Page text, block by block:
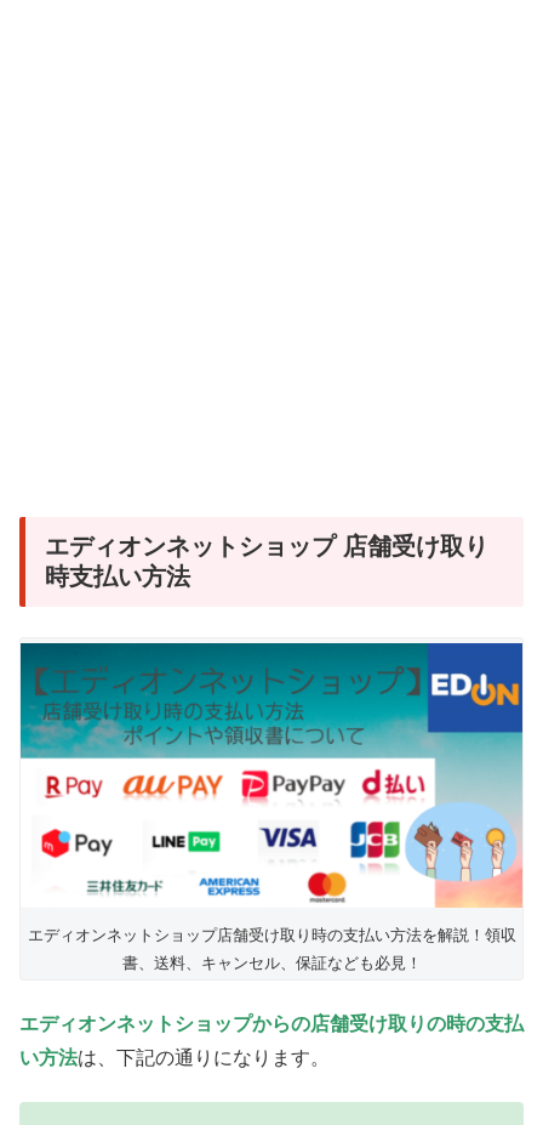
エディオンネットショップ 店舗受け取り
時支払い方法
エディオンネットショップ店舗受け取り時の支払い方法を解説！領収
書、送料、キャンセル、保証なども必見！
エディオンネットショップからの店舗受け取りの時の支払
い方法は、下記の通りになります。